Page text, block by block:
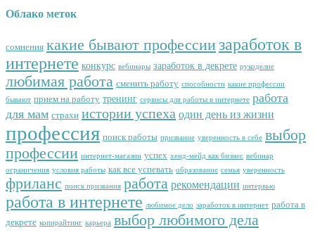
Облако меток
сомнения какие бывают профессиизаработок в
интернете конкурс вебинары заработок в декрете рукоделие
любимая работа сменить работу способности какие профессии
бывают прием на работу тренинг сервисы для работы в интернете работа
для мам страхи истории успеха один день из жизни
профессия поиск работы призвание уверенность в себе выбор
профессии интернет-магазин успех хенд-мейд как бизнес вебинар
ограничения условия работы как все успевать образование семья уверенность
фриланс поиск призвания работа рекомендации интервью
работа в интернете любимое дело заработок в интернет работа в
декрете копирайтинг карьера выбор любимого дела